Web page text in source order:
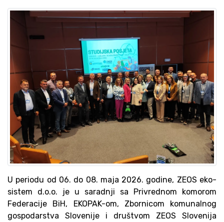
U periodu od 06. do 08. maja 2026. godine, ZEOS eko-
sistem d.o.o. je u saradnji sa Privrednom komorom
Federacije BiH, EKOPAK-om, Zbornicom komunalnog
gospodarstva Slovenije i društvom ZEOS Slovenija